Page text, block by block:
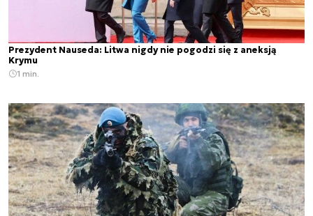
Prezydent Nauseda: Litwa nigdy nie pogodzi się z aneksją
Krymu
1 min.